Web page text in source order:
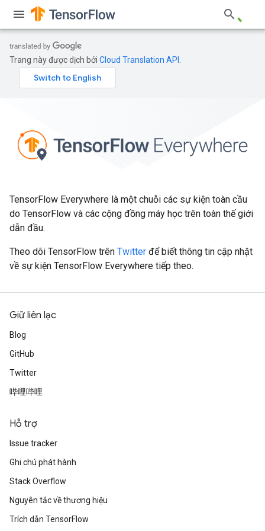
Trang này được dịch bởi Cloud Translation API
TensorFlow Everywhere là một chuỗi các sự kiện toàn cầu
do TensorFlow và các cộng đồng máy học trên toàn thế giới
dẫn đầu.
Theo dõi TensorFlow trên Twitter để biết thông tin cập nhật
về sự kiện TensorFlow Everywhere tiếp theo.
Giữ liên lạc
Blog
GitHub
Twitter
哔哩哔哩
Hỗ trợ
Issue tracker
Ghi chú phát hành
Stack Overflow
Nguyên tắc về thương hiệu
Trích dẫn TensorFlow